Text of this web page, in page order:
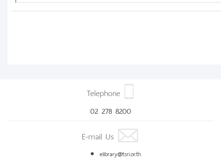
Telephone
02 278 8200
E-mail Us
elibrary@tsri.or.th